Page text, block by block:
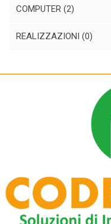
COMPUTER (2)
REALIZZAZIONI (0)